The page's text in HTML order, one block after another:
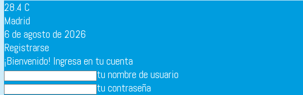
28.4 C
Madrid
6 de agosto de 2026
Registrarse
¡Bienvenido! Ingresa en tu cuenta
tu nombre de usuario
tu contraseña